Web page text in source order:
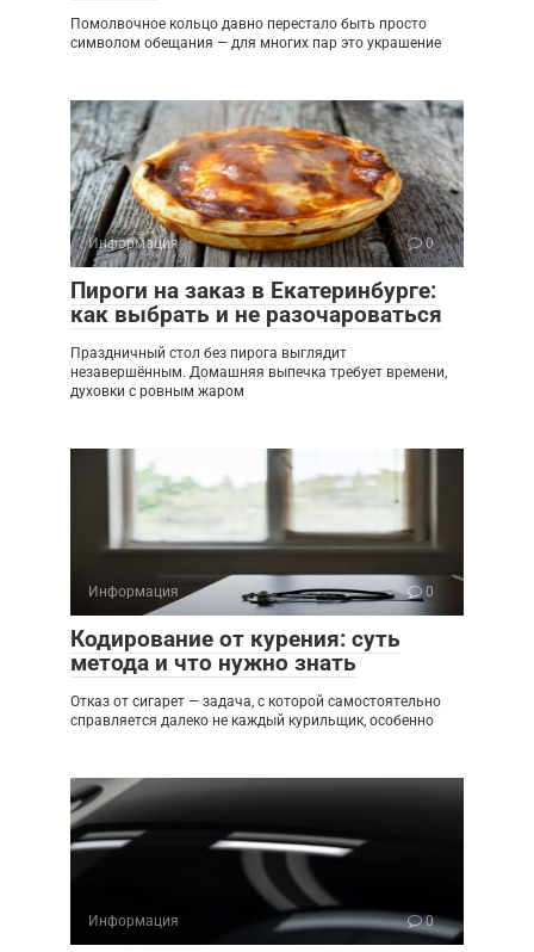
Помолвочное кольцо давно перестало быть просто
символом обещания — для многих пар это украшение
Информация 0
Пироги на заказ в Екатеринбурге:
как выбрать и не разочароваться
Праздничный стол без пирога выглядит
незавершённым. Домашняя выпечка требует времени,
духовки с ровным жаром
Информация 0
Кодирование от курения: суть
метода и что нужно знать
Отказ от сигарет — задача, с которой самостоятельно
справляется далеко не каждый курильщик, особенно
Информация 0